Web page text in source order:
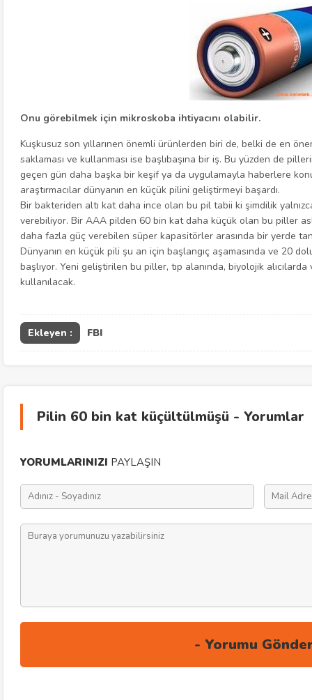
Onu görebilmek için mikroskoba ihtiyacını olabilir.
Kuşkusuz son yıllarınen önemli ürünlerden biri de, belki de en
saklaması ve kullanması ise başlıbaşına bir iş. Bu yüzden de
geçen gün daha başka bir keşif ya da uygulamayla haberlere
araştırmacılar dünyanın en küçük pilini geliştirmeyi başardı.
Bir bakteriden altı kat daha ince olan bu pil tabii ki şimdilik
verebiliyor. Bir AAA pilden 60 bin kat daha küçük olan bu piller
daha fazla güç verebilen süper kapasitörler arasında bir yerde
Dünyanın en küçük pili şu an için başlangıç aşamasında ve 20
başlıyor. Yeni geliştirilen bu piller, tıp alanında, biyolojik
kullanılacak.
Ekleyen : FBI
Pilin 60 bin kat küçültülmüşü - Yorumlar
YORUMLARINIZI PAYLAŞIN